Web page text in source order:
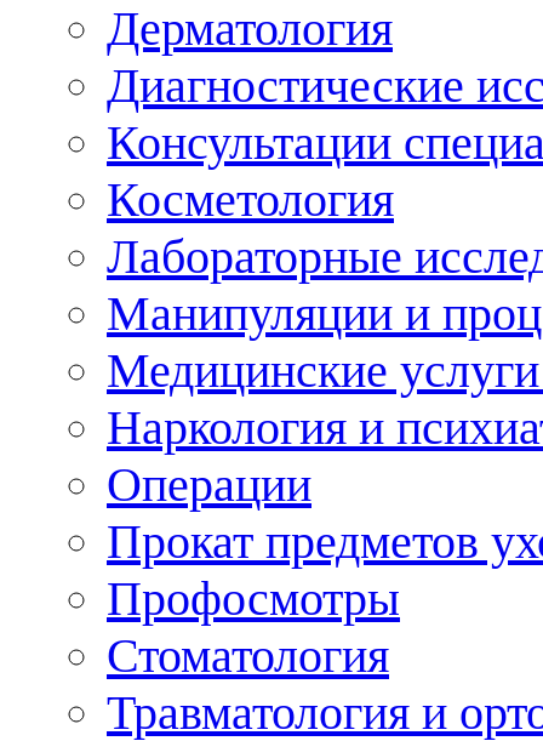
Дерматология
Диагностические
Консультации
Косметология
Лабораторные
Манипуляции и
Медицинские
Наркология и
Операции
Прокат предметов
Профосмотры
Стоматология
Травматология и